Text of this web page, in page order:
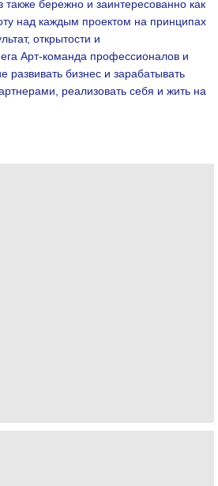
также бережно и заинтересованно как
над каждым проектом на принципах
открытости и
Арт-команда профессионалов и
развивать бизнес и зарабатывать
реализовать себя и жить на